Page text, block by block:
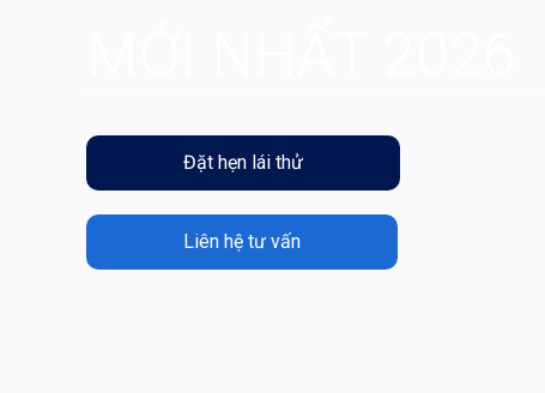
Đặt hẹn lái thử
Liên hệ tư vấn